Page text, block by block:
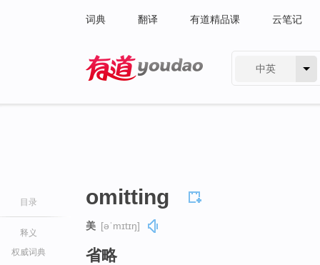
词典 翻译 有道精品课 云笔记
中英
目录
释义
权威词典
omitting
美 [əˈmɪtɪŋ]
省略